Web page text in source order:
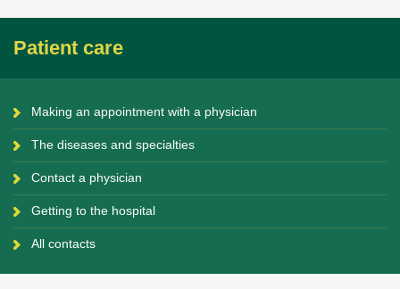
Patient care
Making an appointment with a physician
The diseases and specialties
Contact a physician
Getting to the hospital
All contacts